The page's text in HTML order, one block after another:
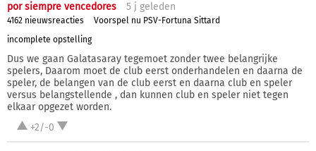
por siempre vencedores 5 j geleden
4162 nieuwsreacties
Voorspel nu PSV-Fortuna Sittard
incomplete opstelling
Dus we gaan Galatasaray tegemoet zonder twee belangrijke
spelers, Daarom moet de club eerst onderhandelen en daarna de
speler, de belangen van de club eerst en daarna club en speler
versus belangstellende , dan kunnen club en speler niet tegen
elkaar opgezet worden.
+2/-0